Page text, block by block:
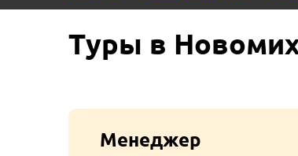
Туры в
Менеджер